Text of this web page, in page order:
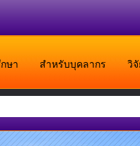
ษา สำหรับบุคลากร วิ